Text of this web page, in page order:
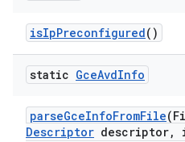
isIpPreconfigured()
static GceAvdInfo
parseGceInfoFromFile
Descriptor descriptor,